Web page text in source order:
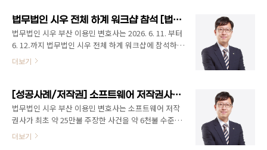
전략은 새로 설계해야 합니다.✔ 초기에 잘못 대응하면
형사와 민사 모두 불리해질 수 있습니다.형사와 민사가
동시에 진행되는 사건은 단순한..
2.5%의 금액으로 성공적으로 합의를 마무리한 사안입
니다). 법무법인 시우 부산 이용민 변호사는 2014년부
터 다양한 종류의 저작권 사건들을 성공적으로 진행해
등도 꾸준하게 해 오고 있습니다. 특히 교육조건부 기소
인 교육을 진행한 경험도 있습니다. 관련하여 사건의뢰
나 상담이 필요하신 경우 언제든지 연락 주시기 바랍니
다. 법무법..
법무법인 시우 전체 하계 워크샵 참석 [법무법인 시우 부산 이용민 변호사]
법무법인 시우 부산 이용민 변호사는 2026. 6. 11. 부터
6. 12.까지 법무법인 시우 전체 하계 워크샵에 참석하였
습니다. 법무법인 시우는 사건에 따라서는 필요한 경우
서울과 부산의 변호사들이 협력하여 사건을 진행하고
시우 서울 변호사님들과 함께 협력하여 수행하고 있습
니다. 법무법인 시우 부산 이용민 변호사(상담예약 :
051-503-6699)
더보기
[성공사례/저작권] 소프트웨어 저작권사가 최초 약 25만불 주장한 사건을 약 6천불 수준에 감액 합의 성공 [법무법인 시우 부산 이용민 변호사]
법무법인 시우 부산 이용민 변호사는 소프트웨어 저작
권사가 최초 약 25만불 주장한 사건을 약 6천불 수준에
감액 합의 성공하였습니다. 고가의 소프트웨어 저작권
관련 사건은 그 합의 절차에서의 특성이 있고, 민사, 형
더보기